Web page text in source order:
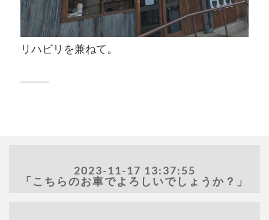
リハビリを兼ねて。
2023-11-17 13:37:55
「こちらのお車でよろしいでしょうか？」